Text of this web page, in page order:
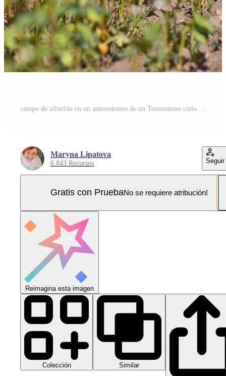
Maryna Lipatova
6.843 Recursos Seguir
Gratis con PruebaNo se requiere atribución!
Reimagina esta imagen
Colección Similar